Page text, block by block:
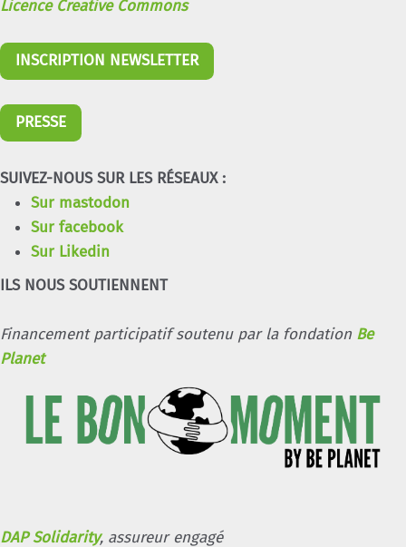
Licence Creative Commons
INSCRIPTION NEWSLETTER
PRESSE
SUIVEZ-NOUS SUR LES RÉSEAUX :
Sur mastodon
Sur facebook
Sur Likedin
ILS NOUS SOUTIENNENT
Financement participatif soutenu par la fondation Be
Planet
DAP Solidarity, assureur engagé